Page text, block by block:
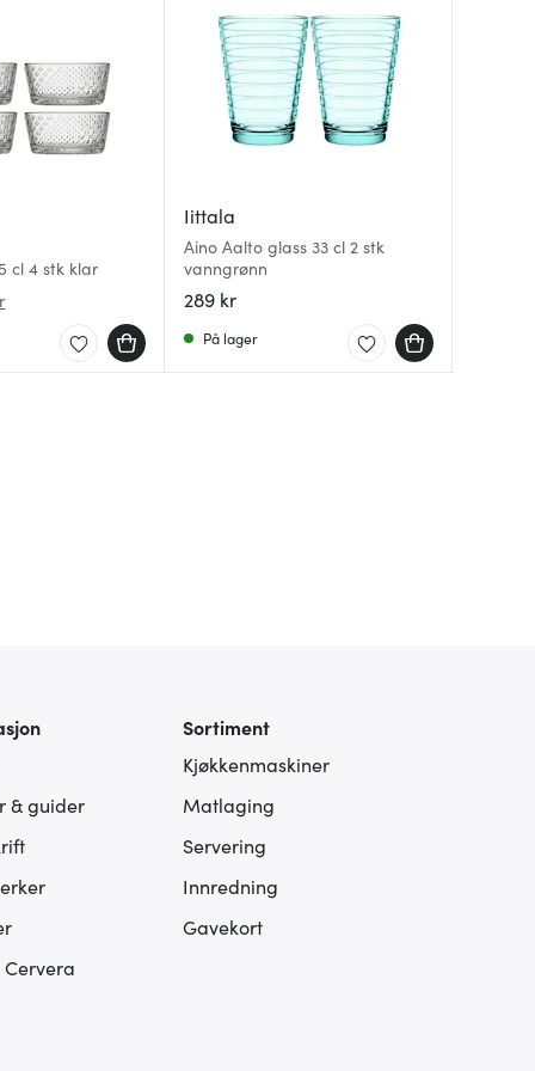
cl 4 stk klar
Iittala
Aino Aalto glass 33 cl 2 stk
vanngrønn
289 kr
På lager
& guider
Cervera
Sortiment
Kjøkkenmaskiner
Matlaging
Servering
Innredning
Gavekort